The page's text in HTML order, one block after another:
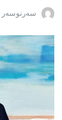
سەرنوسەر